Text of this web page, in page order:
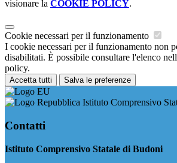
visionare la COOKIE POLICY.
Cookie necessari per il funzionamento
I cookie necessari per il funzionamento non
disabilitati. È possibile consultare l'elenco
policy.
Accetta tutti Salva le preferenze
Istituto Comprensivo
Contatti
Istituto Comprensivo Statale di Budoni